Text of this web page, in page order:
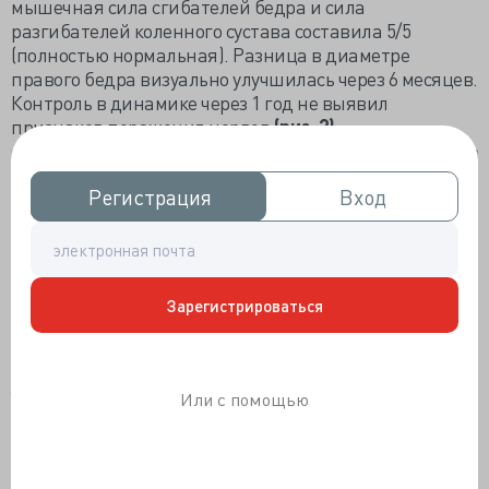
Регистрация
Регистрация Вход
Вход
Зарегистрироваться
Или с помощью
мышечная сила сгибателей бедра и сила
разгибателей коленного сустава составила 5/5
(полностью нормальная). Разница в диаметре
правого бедра визуально улучшилась через 6 месяцев.
Контроль в динамике через 1 год не выявил
признаков поражения нервов(рис. 2).
Предоперационная разница в диаметре бедра
(А),послеоперационная недостаточность разгибания
отсутствии разницы в диаметре бедра